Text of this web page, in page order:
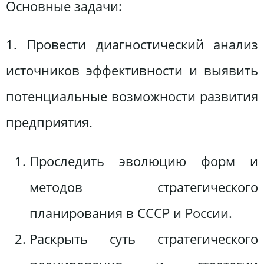
Основные задачи:
1. Провести диагностический анализ
источников эффективности и выявить
потенциальные возможности развития
предприятия.
Проследить эволюцию форм и
методов стратегического
планирования в СССР и России.
Раскрыть суть стратегического